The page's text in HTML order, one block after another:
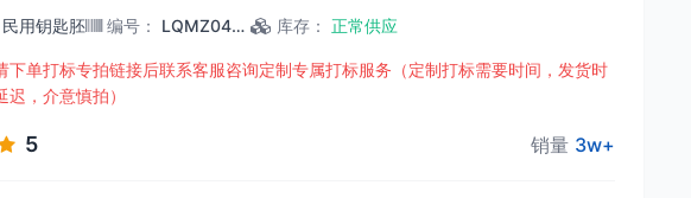
民用钥匙胚 编号 ： LQMZ0447 库存 ： 正常供应
下单打标专拍链接后联系客服咨询定制专属打标服务（定制打标需要时间，发货时
迟，介意慎拍）
5 销量 3w+